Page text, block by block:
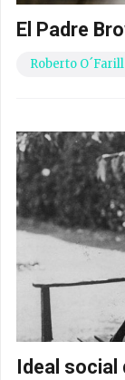
El Padre
Roberto
Ideal